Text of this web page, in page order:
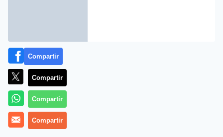
Varios cientos de personas
Compartir
Compartir
Compartir
Compartir